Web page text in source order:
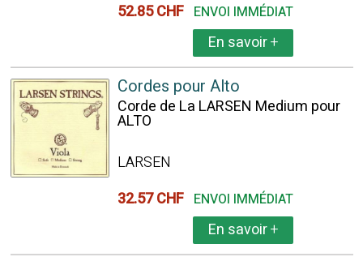
52.85 CHF ENVOI IMMÉDIAT
En savoir+
Cordes pour Alto
Corde de La LARSEN Medium pour
ALTO
LARSEN
32.57 CHF ENVOI IMMÉDIAT
En savoir+